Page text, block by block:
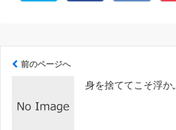
前のページへ
身を捨ててこそ浮か